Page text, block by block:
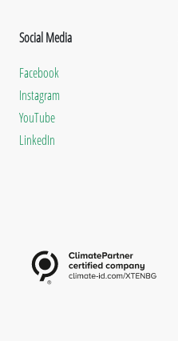
Social Media
Facebook
Instagram
YouTube
LinkedIn